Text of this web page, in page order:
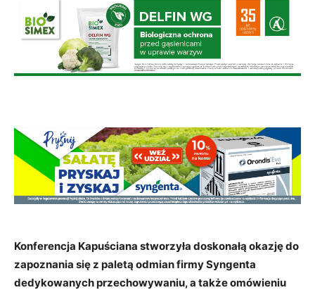
Konferencja Kapuściana stworzyła doskonałą okazję do
zapoznania się z paletą odmian firmy Syngenta
dedykowanych przechowywaniu, a także omówieniu